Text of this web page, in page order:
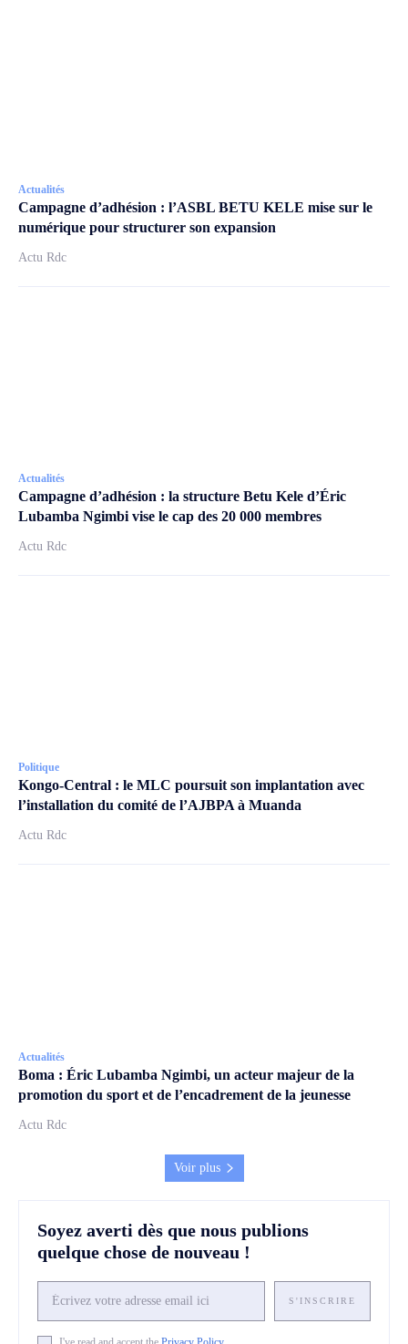
Actualités
Campagne d’adhésion : l’ASBL BETU KELE mise sur le
numérique pour structurer son expansion
Actu Rdc
Actualités
Campagne d’adhésion : la structure Betu Kele d’Éric
Lubamba Ngimbi vise le cap des 20 000 membres
Actu Rdc
Politique
Kongo-Central : le MLC poursuit son implantation avec
l’installation du comité de l’AJBPA à Muanda
Actu Rdc
Actualités
Boma : Éric Lubamba Ngimbi, un acteur majeur de la
promotion du sport et de l’encadrement de la jeunesse
Actu Rdc
Voir plus
Soyez averti dès que nous publions
quelque chose de nouveau !
S'INSCRIRE